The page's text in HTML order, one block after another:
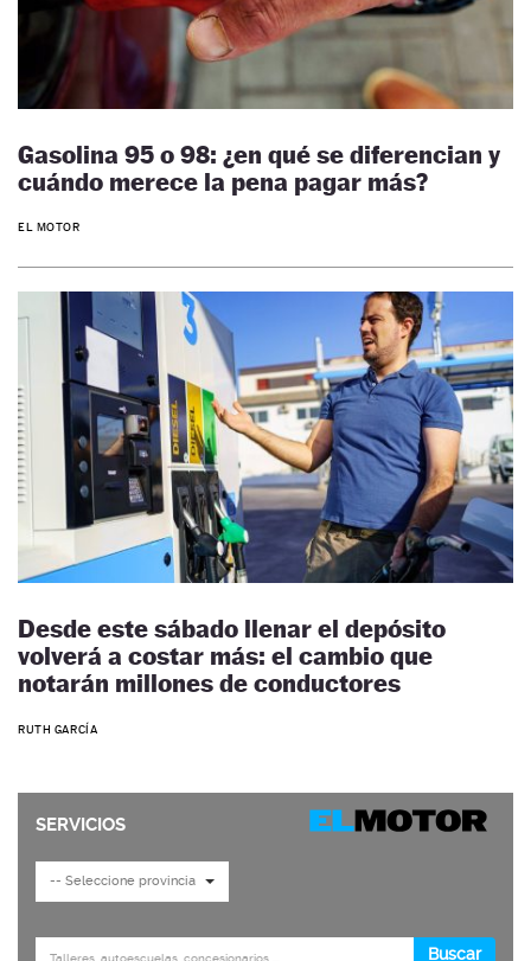
Gasolina 95 o 98: ¿en qué se diferencian y
cuándo merece la pena pagar más?
EL MOTOR
Desde este sábado llenar el depósito
volverá a costar más: el cambio que
notarán millones de conductores
RUTH GARCÍA